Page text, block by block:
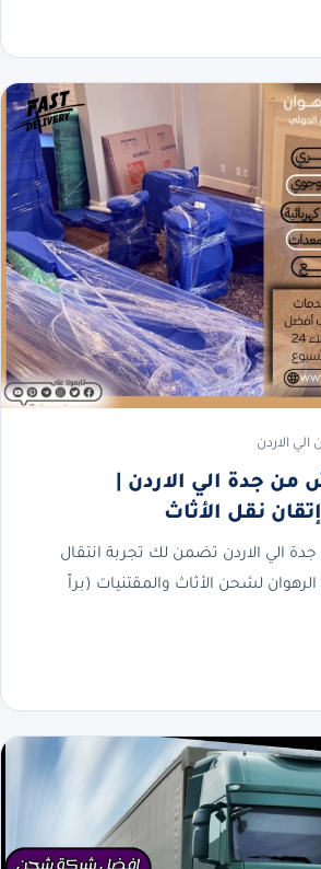
الاردن
جدة الي الاردن |
الي الاردن تضمن لك تجربة انتقال
لشحن الأثاث والمقتنيات (براً